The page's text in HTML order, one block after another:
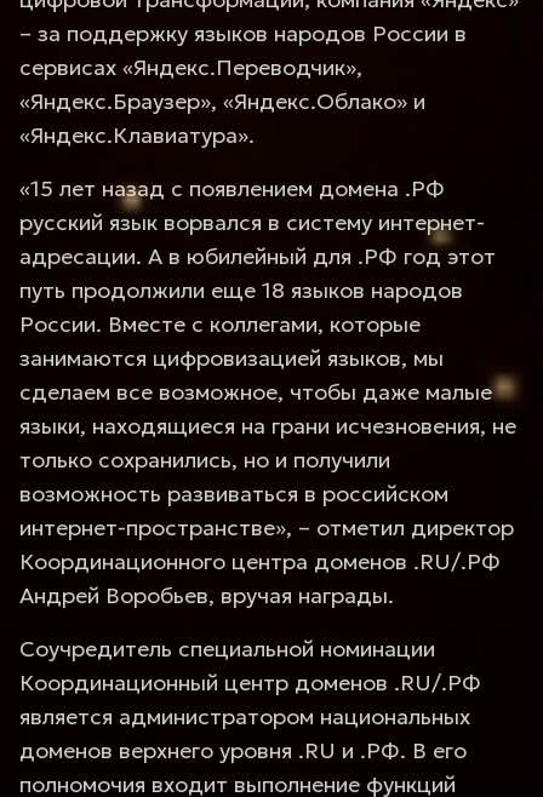
– за поддержку языков народов России в
сервисах «Яндекс.Переводчик»,
«Яндекс.Браузер», «Яндекс.Облако» и
«Яндекс.Клавиатура».
«15 лет назад с появлением домена .РФ
русский язык ворвался в систему интернет-
адресации. А в юбилейный для .РФ год этот
путь продолжили еще 18 языков народов
России. Вместе с коллегами, которые
занимаются цифровизацией языков, мы
сделаем все возможное, чтобы даже малые
языки, находящиеся на грани исчезновения, не
только сохранились, но и получили
возможность развиваться в российском
интернет-пространстве», – отметил директор
Координационного центра доменов .RU/.РФ
Андрей Воробьев, вручая награды.
Соучредитель специальной номинации
Координационный центр доменов .RU/.РФ
является администратором национальных
доменов верхнего уровня .RU и .РФ. В его
полномочия входит выполнение функций